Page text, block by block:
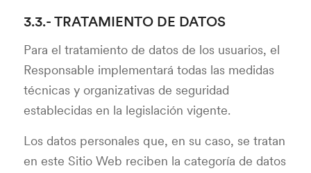
3.3.- TRATAMIENTO DE DATOS
Para el tratamiento de datos de los usuarios, el
Responsable implementará todas las medidas
técnicas y organizativas de seguridad
establecidas en la legislación vigente.
Los datos personales que, en su caso, se tratan
en este Sitio Web reciben la categoría de datos